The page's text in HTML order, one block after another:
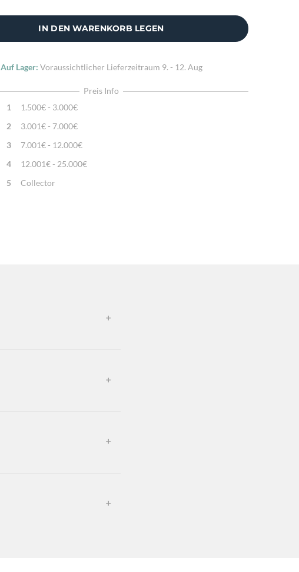
IN DEN WARENKORB LEGEN
Auf Lager: Voraussichtlicher Lieferzeitraum 9. - 12. Aug
Preis Info
1
1.500€ - 3.000€
2
3.001€ - 7.000€
3
7.001€ - 12.000€
4
12.001€ - 25.000€
5
Collector